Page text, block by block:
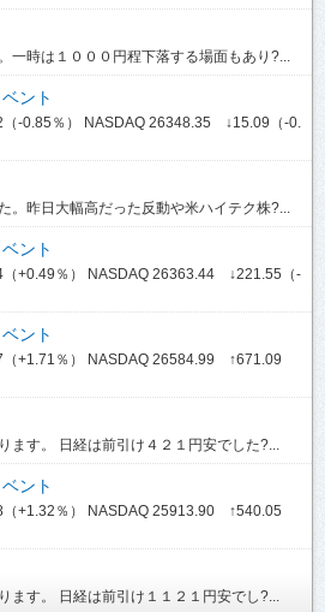
一時は１０００円程下落する場面もあり?...
ント
0.85％） NASDAQ 26348.35 ↓15.09（-0.
。昨日大幅高だった反動や米ハイテク株?...
ント
+0.49％） NASDAQ 26363.44 ↓221.55（-
ント
+1.71％） NASDAQ 26584.99 ↑671.09
ます。 日経は前引け４２１円安でした?...
ント
+1.32％） NASDAQ 25913.90 ↑540.05
ます。 日経は前引け１１２１円安でし?...